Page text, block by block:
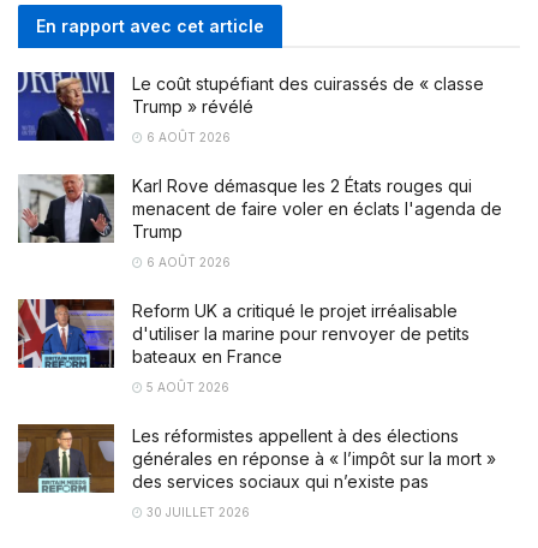
En rapport avec cet article
Le coût stupéfiant des cuirassés de « classe
Trump » révélé
6 AOÛT 2026
Karl Rove démasque les 2 États rouges qui
menacent de faire voler en éclats l'agenda de
Trump
6 AOÛT 2026
Reform UK a critiqué le projet irréalisable
d'utiliser la marine pour renvoyer de petits
bateaux en France
5 AOÛT 2026
Les réformistes appellent à des élections
générales en réponse à « l’impôt sur la mort »
des services sociaux qui n’existe pas
30 JUILLET 2026